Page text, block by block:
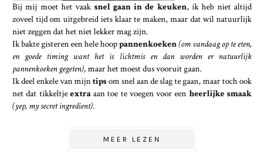
Bij mij moet het vaak snel gaan in de keuken, ik heb niet altijd
zoveel tijd om uitgebreid iets klaar te maken, maar dat wil natuurlijk
niet zeggen dat het niet lekker mag zijn.
Ik bakte gisteren een hele hooppannenkoeken(om vandaag op te eten,
en goede timing want het is lichtmis en dan worden er natuurlijk
pannenkoeken gegeten), maar het moest dus vooruit gaan.
Ik deel enkele van mijntipsom snel aan de slag te gaan, maar toch ook
net dat tikkeltje extraaan toe te voegen voor een heerlijke smaak
(yep, my secret ingredient).
MEER LEZEN